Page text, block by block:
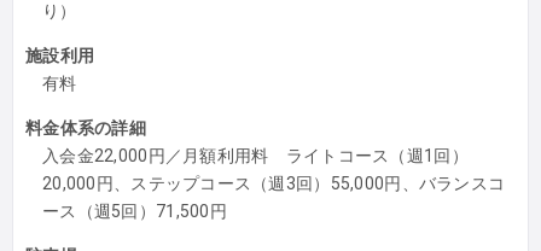
り）
施設利用
有料
料金体系の詳細
入会金22,000円／月額利用料 ライトコース（週1回）
20,000円、ステップコース（週3回）55,000円、バランスコ
ース（週5回）71,500円